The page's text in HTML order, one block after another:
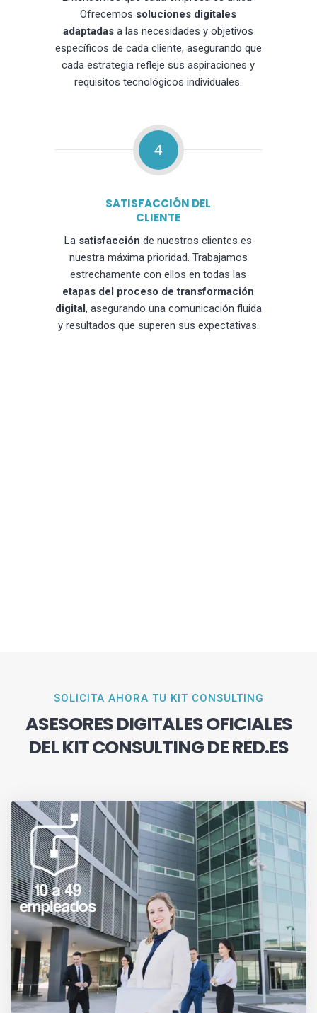
Ofrecemos soluciones digitales
adaptadas a las necesidades y objetivos
específicos de cada cliente, asegurando que
cada estrategia refleje sus aspiraciones y
requisitos tecnológicos individuales.
4
SATISFACCIÓN DEL
CLIENTE
La satisfacción de nuestros clientes es
nuestra máxima prioridad. Trabajamos
estrechamente con ellos en todas las
etapas del proceso de transformación
digital, asegurando una comunicación fluida
y resultados que superen sus expectativas.
SOLICITA AHORA TU KIT CONSULTING
ASESORES DIGITALES OFICIALES
DEL KIT CONSULTING DE RED.ES